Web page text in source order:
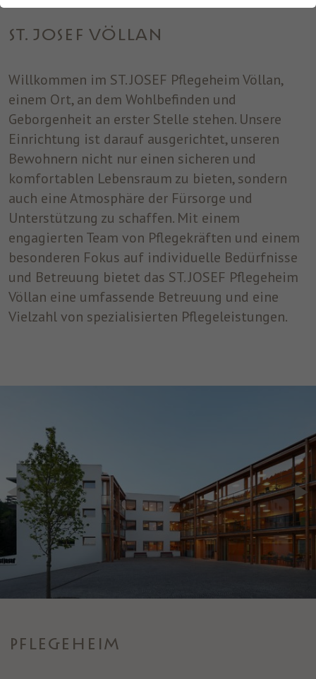
ST. JOSEF VÖLLAN
Willkommen im ST. JOSEF Pflegeheim Völlan,
einem Ort, an dem Wohlbefinden und
Geborgenheit an erster Stelle stehen. Unsere
Einrichtung ist darauf ausgerichtet, unseren
Bewohnern nicht nur einen sicheren und
komfortablen Lebensraum zu bieten, sondern
auch eine Atmosphäre der Fürsorge und
Unterstützung zu schaffen. Mit einem
engagierten Team von Pflegekräften und einem
besonderen Fokus auf individuelle Bedürfnisse
und Betreuung bietet das ST. JOSEF Pflegeheim
Völlan eine umfassende Betreuung und eine
Vielzahl von spezialisierten Pflegeleistungen.
PFLEGEHEIM
einwandfrei funktioniert.
Name cookie_optin
Laufzeit 1 Jahr
Zweck
Dieses Cookie wird verwendet, um Ihre
Cookie-Einstellungen für diese Website zu
speichern.
Cookie-Informationen anzeigen
Analytics
Analytische Cookies helfen uns, unsere Website zu verbessern,
melden.
Marketing
Benutzt um die Web-Navigation des Nutzers zu überwachen und
ein Profil seiner Gewohnheiten zu erstellen.
Name _fbp
Anbieter Facebook
Laufzeit 3 Monate
Dieses Cookie wird von Facebook gesetzt,
unterstützt wird, Werbung anzuzeigen.
Name
Anbieter
Laufzeit 3 Monate
Zweck
Facebook setzt dieses Cookie, um den
Nutzern relevante Werbung zu zeigen,
indem es das Nutzerverhalten im gesamten
Plugin verfügen.
Cookie-Informationen anzeigen